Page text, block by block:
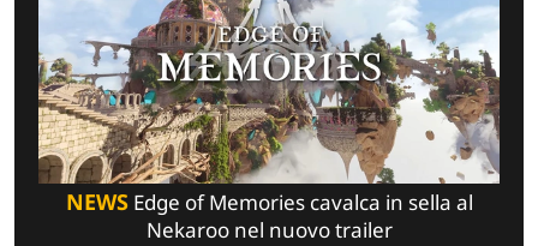
NEWSEdge of Memories cavalca in sella al
Nekaroo nel nuovo trailer